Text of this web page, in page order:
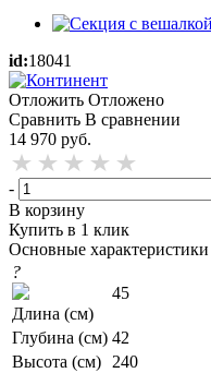
id:18041
Отложить Отложено
Сравнить В сравнении
14 970 руб.
-
В корзину
Купить в 1 клик
Основные характеристики
?
Длина (см)
45
Глубина (см) 42
Высота (см)
240